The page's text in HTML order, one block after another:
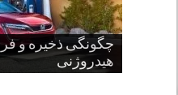
چگونگی ذخیره و
هیدروژنی
قدرتمندترین ماسل
عضلانی امریکایی
چرا نمک باعث
پنج کابین جذاب
خودروسازی
از صفر تا صد
سوم